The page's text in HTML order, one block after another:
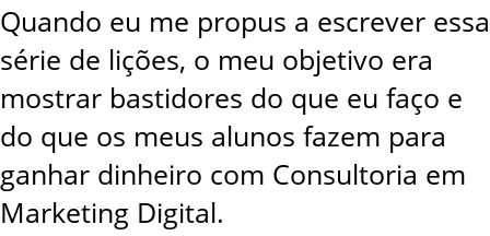
Quando eu me propus a escrever essa
série de lições, o meu objetivo era
mostrar bastidores do que eu faço e
do que os meus alunos fazem para
ganhar dinheiro com Consultoria em
Marketing Digital.